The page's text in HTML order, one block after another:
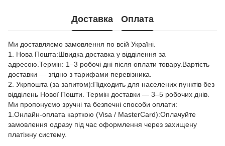
Доставка Оплата
Ми доставляємо замовлення по всій Україні.
1. Нова Пошта:Швидка доставка у відділення за
адресою.Термін: 1–3 робочі дні після оплати товару.Вартість
доставки — згідно з тарифами перевізника.
2. Укрпошта (за запитом):Підходить для населених пунктів без
відділень Нової Пошти. Термін доставки — 3–5 робочих днів.
Ми пропонуємо зручні та безпечні способи оплати:
1.Онлайн-оплата карткою (Visa / MasterCard):Оплачуйте
замовлення одразу під час оформлення через захищену
платіжну систему.